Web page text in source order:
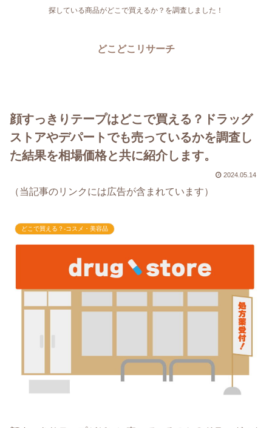
探している商品がどこで買えるか？を調査しました！
どこどこリサーチ
顔すっきりテープはどこで買える？ドラッグ
ストアやデパートでも売っているかを調査し
た結果を相場価格と共に紹介します。
2024.05.14
（当記事のリンクには広告が含まれています）
どこで買える？-コスメ・美容品